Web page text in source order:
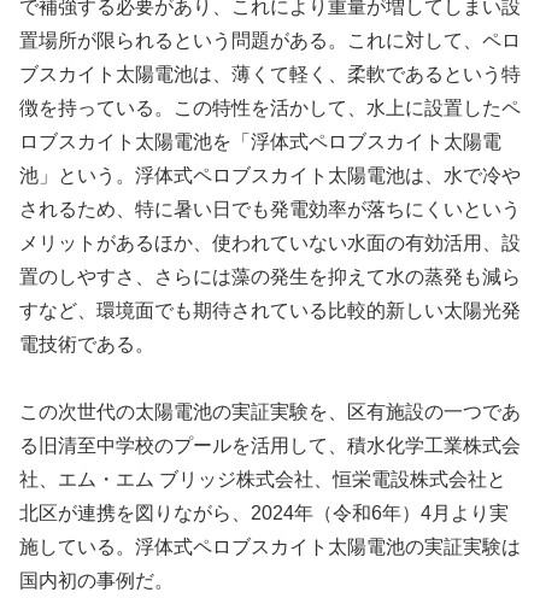
で補強する必要があり、これにより重量が増してしまい設
置場所が限られるという問題がある。これに対して、ペロ
ブスカイト太陽電池は、薄くて軽く、柔軟であるという特
徴を持っている。この特性を活かして、水上に設置したペ
ロブスカイト太陽電池を「浮体式ペロブスカイト太陽電
池」という。浮体式ペロブスカイト太陽電池は、水で冷や
されるため、特に暑い日でも発電効率が落ちにくいという
メリットがあるほか、使われていない水面の有効活用、設
置のしやすさ、さらには藻の発生を抑えて水の蒸発も減ら
すなど、環境面でも期待されている比較的新しい太陽光発
電技術である。
この次世代の太陽電池の実証実験を、区有施設の一つであ
る旧清至中学校のプールを活用して、積水化学工業株式会
社、エム・エム ブリッジ株式会社、恒栄電設株式会社と
北区が連携を図りながら、2024年（令和6年）4月より実
施している。浮体式ペロブスカイト太陽電池の実証実験は
国内初の事例だ。